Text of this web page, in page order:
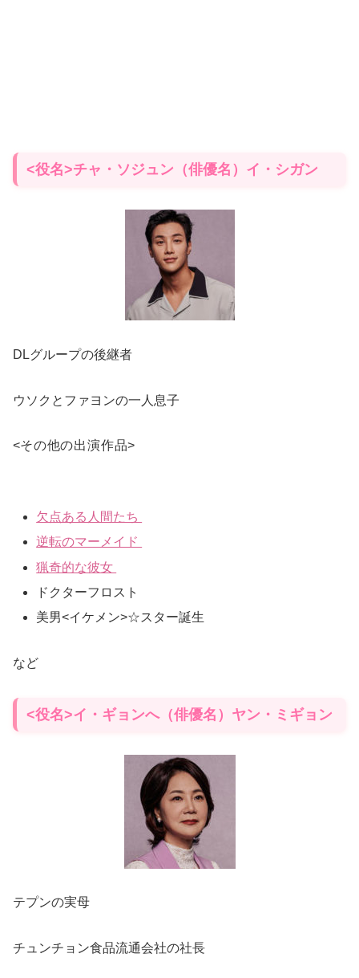
<役名>チャ・ソジュン（俳優名）イ・シガン
DLグループの後継者
ウソクとファヨンの一人息子
<その他の出演作品>
欠点ある人間たち
逆転のマーメイド
猟奇的な彼女
ドクターフロスト
美男<イケメン>☆スター誕生
など
<役名>イ・ギョンへ（俳優名）ヤン・ミギョン
テプンの実母
チュンチョン食品流通会社の社長